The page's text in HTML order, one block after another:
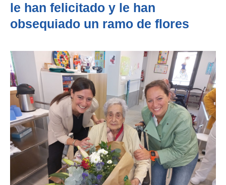
le han felicitado y le han
obsequiado un ramo de flores